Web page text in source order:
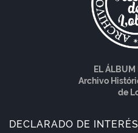
EL ÁLBUM
Archivo
de
DECLARADO DE